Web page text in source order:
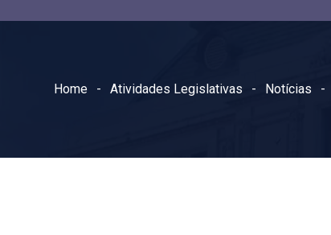
Home Atividades Legislativas Notícias